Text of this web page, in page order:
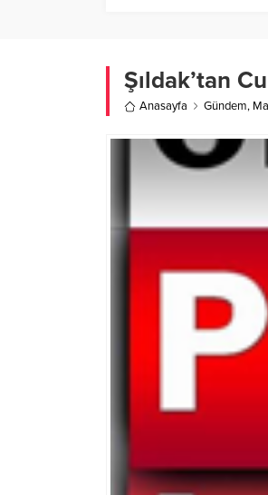
Şıldak’tan
Anasayfa Gündem,